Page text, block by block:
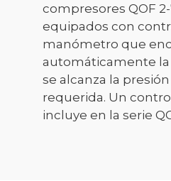
compresores QOF 2-
equipados con
manómetro que
automáticamente
se alcanza la
requerida. Un
incluye en la serie